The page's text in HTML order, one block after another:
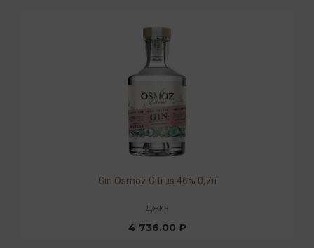
Gin Osmoz Citrus 46% 0,7л
Джин
4 736.00 ₽